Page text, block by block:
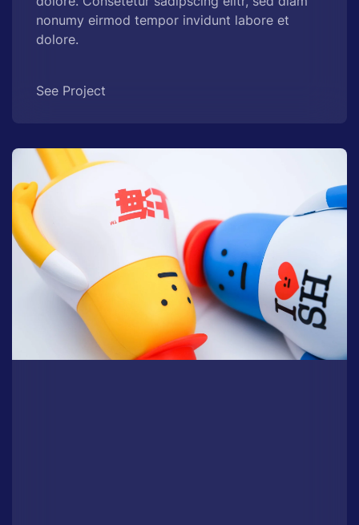
nonumy eirmod tempor invidunt labore et
dolore.
See Project